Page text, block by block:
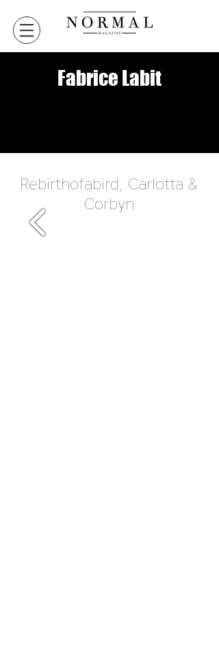
Fabrice Labit
Rebirthofabird, Carlotta &
Corbyn